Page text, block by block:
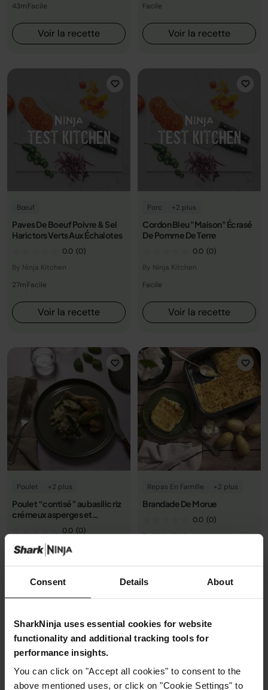
Consent Details About
SharkNinja uses essential cookies for website
functionality and additional tracking tools for
performance insights.
You can click on "Accept all cookies" to consent to the
above mentioned uses, or click on "Cookie Settings" to
43mFacile
Voir la recette
Facile
Voir la recette
Bœuf
Paves De Boeuf Poivre & Sel
Harictors Verts Aux Échalotes
0.0 (0)
By Ninja Kitchen
27mFacile
Voir la recette
Porc +2 plus
Cordon Bleu "Maison" Écrasé
De Pomme De Terre
0.0 (0)
By Ninja Kitchen
Facile
Voir la recette
Poulet +2 plus
Poulet “contisé” au basilic​ riz
crémeux asperges et
0.0 (0)
By Ninja Kitchen
40mFacile
Repas En Famille +2 plus
Brandade De Morue
0.0 (0)
By Ninja Kitchen